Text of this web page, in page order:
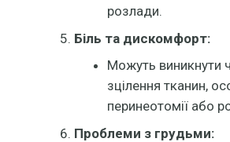
розлади.
Біль та дискомфорт:
Можуть виникнути
зцілення тканин,
перинеотомії або
Проблеми з грудьми: